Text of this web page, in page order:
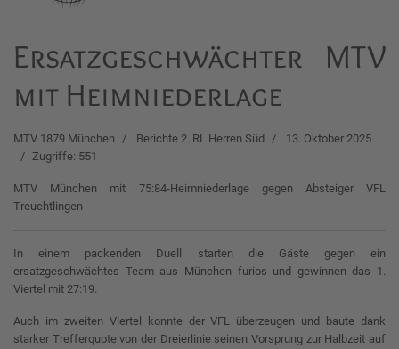
Ersatzgeschwächter MTV
mit Heimniederlage
MTV 1879 München Berichte 2. RL Herren Süd
13. Oktober 2025
Zugriffe: 551
MTV München mit 75:84-Heimniederlage gegen Absteiger VFL
Treuchtlingen
In einem packenden Duell starten die Gäste gegen ein
ersatzgeschwächtes Team aus München furios und gewinnen das 1.
Viertel mit 27:19.
Auch im zweiten Viertel konnte der VFL überzeugen und baute dank
starker Trefferquote von der Dreierlinie seinen Vorsprung zur Halbzeit auf